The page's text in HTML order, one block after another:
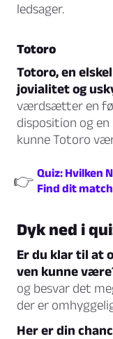
ledsager.
Totoro
Totoro, en
jovialitet og
værdsætter en
disposition og
kunne Totoro
👉 Quiz: Hvilken
Find dit match
Dyk ned i
Er du klar til at
ven kunne
og besvar det
der er
Her er din